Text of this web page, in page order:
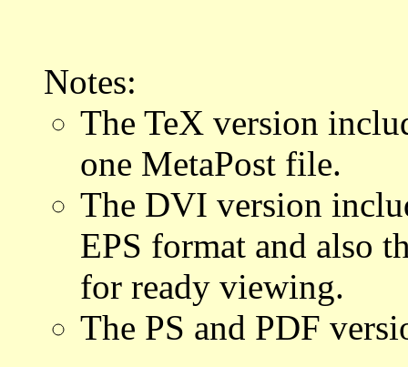
Notes:
The TeX version
one MetaPost file.
The DVI version
EPS format and also
for ready viewing.
The PS and PDF